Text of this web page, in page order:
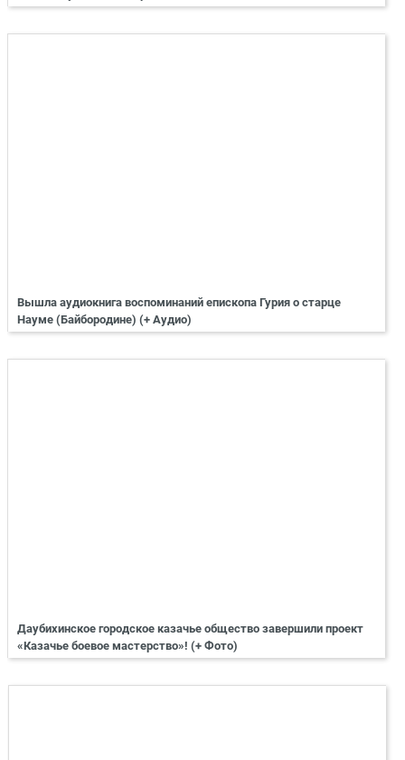
Вышла аудиокнига воспоминаний епископа Гурия о старце
Науме (Байбородине) (+ Аудио)
Даубихинское городское казачье общество завершили проект
«Казачье боевое мастерство»! (+ Фото)